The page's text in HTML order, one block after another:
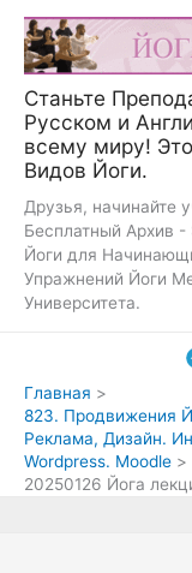
Перейти
содержимому
Станьте
Русском и
всему миру!
Видов Йоги.
Друзья, начинайте
Бесплатный Архив
Йоги для
Упражнений Йоги
Университета.
Главная
823. Продвижения
Реклама, Дизайн.
Wordpress. Moodle
20250126 Йога